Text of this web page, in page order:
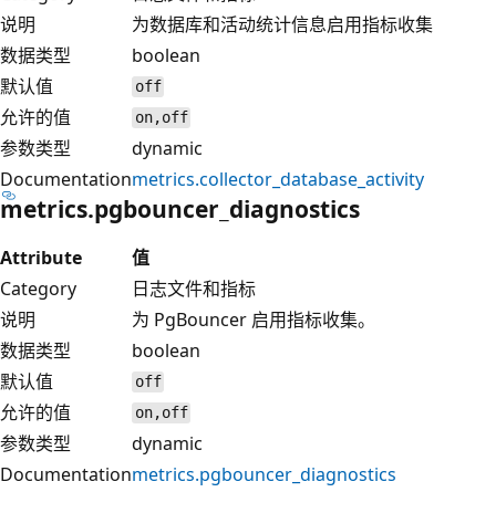
说明
为数据库和活动统计信息启用指标收集
数据类型
boolean
默认值
off
允许的值 on,off
参数类型
dynamic
Documentationmetrics.collector_database_activity
metrics.pgbouncer_diagnostics
Attribute
值
Category
日志文件和指标
说明
为 PgBouncer 启用指标收集。
数据类型
boolean
默认值
off
允许的值 on,off
参数类型
dynamic
Documentationmetrics.pgbouncer_diagnostics